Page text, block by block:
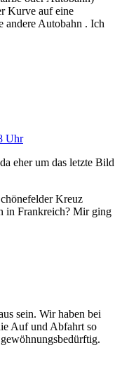
Kurve auf eine
andere Autobahn . Ich
Uhr
eher um das letzte Bild
Kreuz
in Frankreich? Mir ging
sein. Wir haben bei
Auf und Abfahrt so